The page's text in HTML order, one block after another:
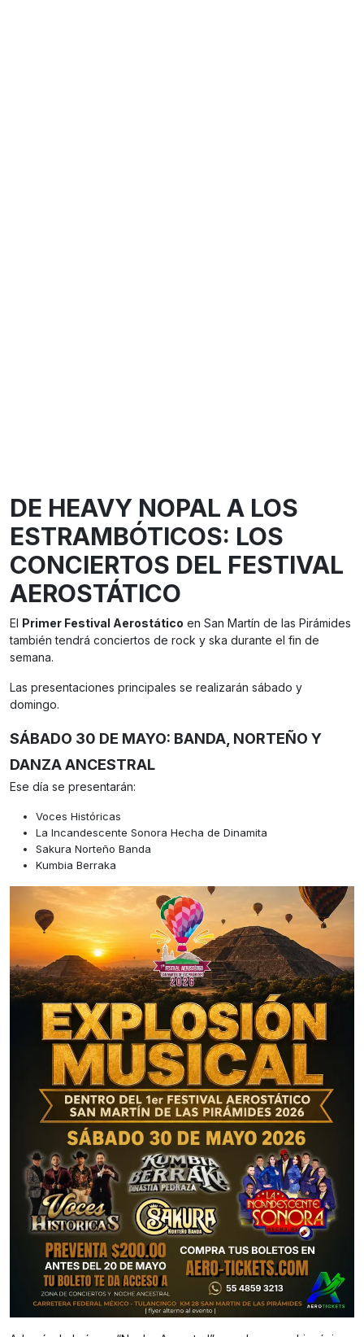
DE HEAVY NOPAL A LOS
ESTRAMBÓTICOS: LOS
CONCIERTOS DEL FESTIVAL
AEROSTÁTICO
El Primer Festival Aerostático en San Martín de las Pirámides
también tendrá conciertos de rock y ska durante el fin de
semana.
Las presentaciones principales se realizarán sábado y
domingo.
SÁBADO 30 DE MAYO: BANDA, NORTEÑO Y
DANZA ANCESTRAL
Ese día se presentarán:
Voces Históricas
La Incandescente Sonora Hecha de Dinamita
Sakura Norteño Banda
Kumbia Berraka